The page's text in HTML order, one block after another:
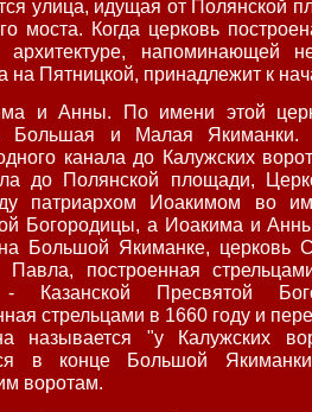
улица, идущая от Полянской
моста. Когда церковь
напоминающей
на Пятницкой, принадлежит к
и Анны. По имени этой
Большая и Малая Якиманки.
канала до Калужских
до Полянской площади,
патриархом Иоакимом во
Богородицы, а Иоакима и
Большой Якиманке, церковь
Павла, построенная
- Казанской Пресвятой
стрельцами в 1660 году и
называется "у Калужских
в конце Большой
воротам.